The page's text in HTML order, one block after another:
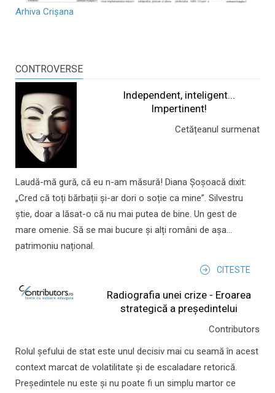
Arhiva Crișana
CONTROVERSE
Independent, inteligent...
Impertinent!
Cetățeanul surmenat
Laudă-mă gură, că eu n-am măsură! Diana Șoșoacă dixit:
„Cred că toți bărbații și-ar dori o soție ca mine”. Silvestru
știe, doar a lăsat-o că nu mai putea de bine. Un gest de
mare omenie. Să se mai bucure și alți români de așa...
patrimoniu național.
CITESTE
Radiografia unei crize - Eroarea
strategică a președintelui
Contributors
Rolul şefului de stat este unul decisiv mai cu seamă în acest
context marcat de volatilitate şi de escaladare retorică.
Preşedintele nu este şi nu poate fi un simplu martor ce